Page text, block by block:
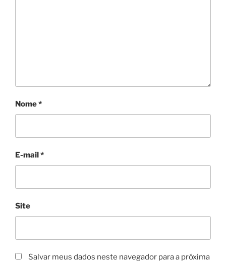
Nome*
E-mail *
Site
Salvar meus dados neste navegador para a próxima